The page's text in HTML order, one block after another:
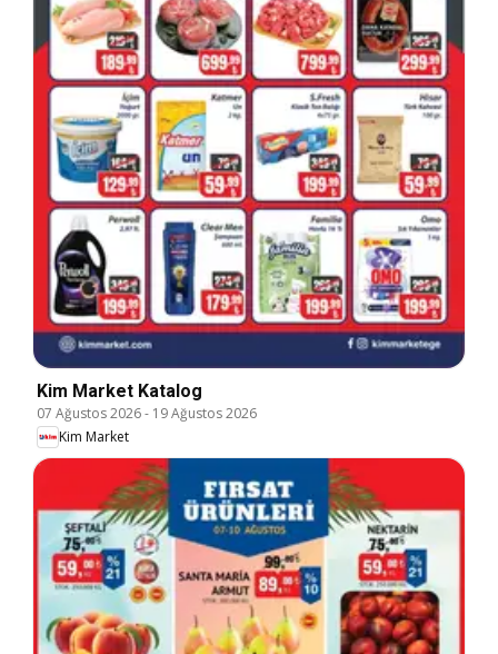
Kim Market Katalog
07 Ağustos 2026- 19 Ağustos 2026
Kim Market